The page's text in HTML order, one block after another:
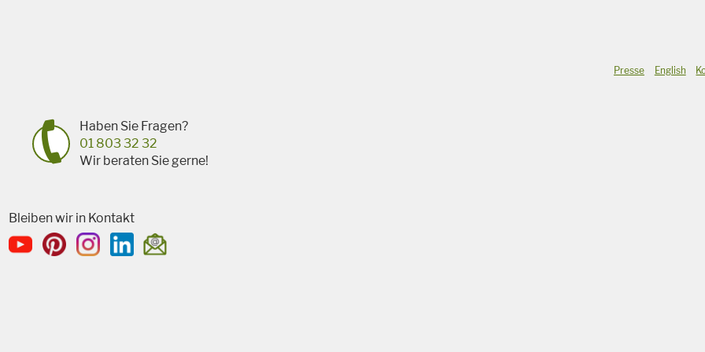
Presse English
Haben Sie Fragen?
01 803 32 32
Wir beraten Sie gerne!
Bleiben wir in Kontakt